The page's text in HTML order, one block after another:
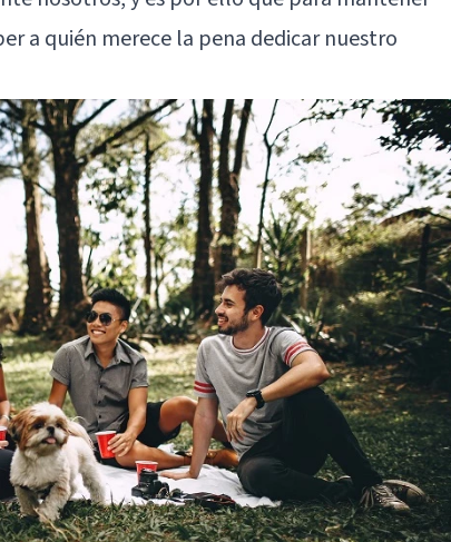
a quién merece la pena dedicar nuestro